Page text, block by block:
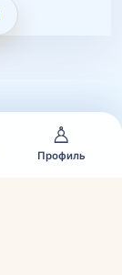
♙
Профиль